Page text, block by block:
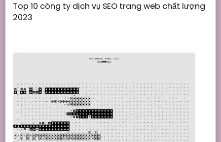
Top 10 công ty dịch vụ SEO trang web chất lượng
2023